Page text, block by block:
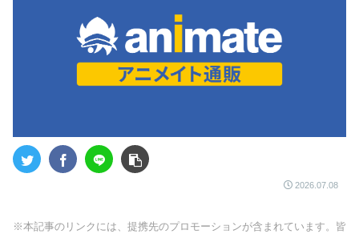
2026.07.08
※本記事のリンクには、提携先のプロモーションが含まれています。皆